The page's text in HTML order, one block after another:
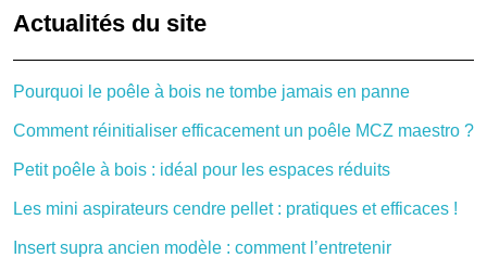
Actualités du site
Pourquoi le poêle à bois ne tombe jamais en panne
Comment réinitialiser efficacement un poêle MCZ maestro ?
Petit poêle à bois : idéal pour les espaces réduits
Les mini aspirateurs cendre pellet : pratiques et efficaces !
Insert supra ancien modèle : comment l’entretenir